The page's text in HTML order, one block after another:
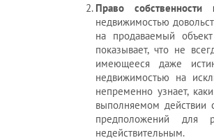
Право собственности
недвижимостью
на продаваемый
показывает, что не
имеющееся даже
недвижимостью на
непременно узнает,
выполняемом действии
предположений для
недействительным.